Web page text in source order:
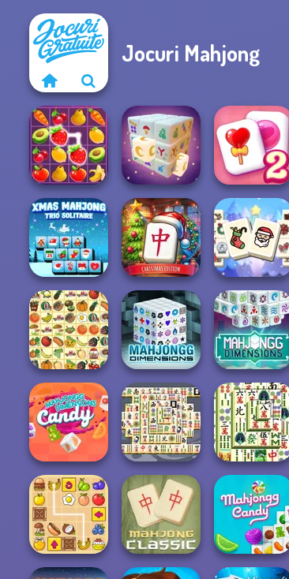
Jocuri Mahjong
Fruit Mahjong Mystic Mahjong
Solitaire
Mahjong Candy 2
Xmas Mahjong
Trio Solitaire
Mahjong at
Home -
Christmas Ed...
Mahjong
Christmas
Holiday
Kris Mahjong
Mahjong
Dimensions
Mahjong
Dimensions:
350 second...
Mahjongg
Dimensions
Candy
Mahjong Titans
Mahjong
Shanghai
Dynasty